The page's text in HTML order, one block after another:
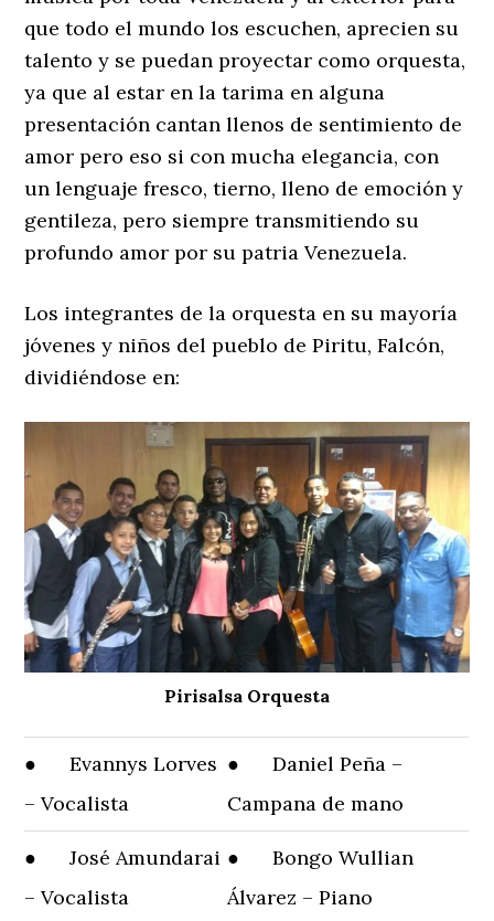
que todo el mundo los escuchen, aprecien su
talento y se puedan proyectar como orquesta,
ya que al estar en la tarima en alguna
presentación cantan llenos de sentimiento de
amor pero eso si con mucha elegancia, con
un lenguaje fresco, tierno, lleno de emoción y
gentileza, pero siempre transmitiendo su
profundo amor por su patria Venezuela.
Los integrantes de la orquesta en su mayoría
jóvenes y niños del pueblo de Piritu, Falcón,
dividiéndose en:
Pirisalsa Orquesta
● Evannys Lorves
– Vocalista
● Daniel Peña –
Campana de mano
● José Amundarai
– Vocalista
● Bongo Wullian
Álvarez – Piano